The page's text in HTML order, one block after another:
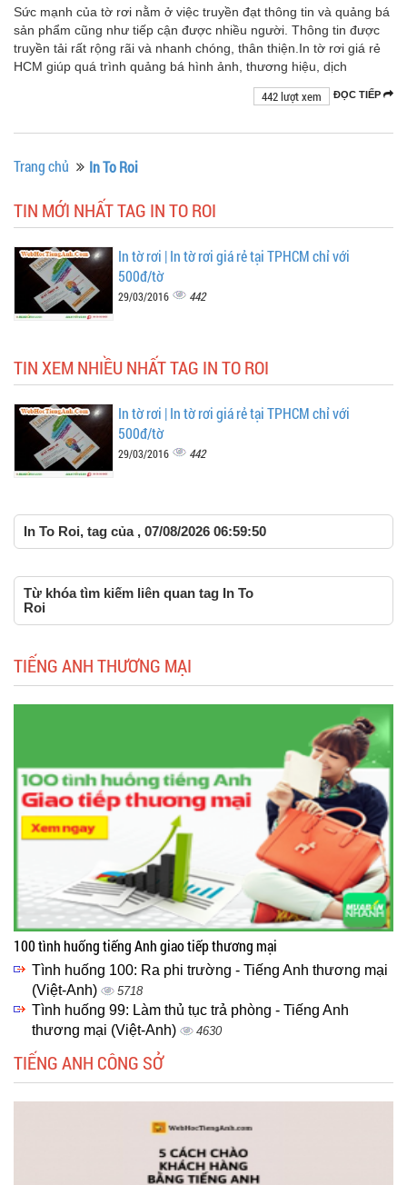
Sức mạnh của tờ rơi nằm ở việc truyền đạt thông tin và quảng bá
sản phẩm cũng như tiếp cận được nhiều người. Thông tin được
truyền tải rất rộng rãi và nhanh chóng, thân thiện.In tờ rơi giá rẻ
HCM giúp quá trình quảng bá hình ảnh, thương hiệu, dịch
ĐỌC TIẾP
442 lượt xem
Trang chủ In To Roi
TIN MỚI NHẤT TAG IN TO ROI
In tờ rơi | In tờ rơi giá rẻ tại TPHCM chỉ với
500đ/tờ
29/03/2016 442
TIN XEM NHIỀU NHẤT TAG IN TO ROI
In tờ rơi | In tờ rơi giá rẻ tại TPHCM chỉ với
500đ/tờ
29/03/2016 442
In To Roi, tag của , 07/08/2026 06:59:50
Từ khóa tìm kiếm liên quan tag In To
Roi
TIẾNG ANH THƯƠNG MẠI
100 tình huống tiếng Anh giao tiếp thương mại
Tình huống 100: Ra phi trường - Tiếng Anh thương mại
(Việt-Anh)
5718
Tình huống 99: Làm thủ tục trả phòng - Tiếng Anh
thương mại (Việt-Anh)
4630
TIẾNG ANH CÔNG SỞ